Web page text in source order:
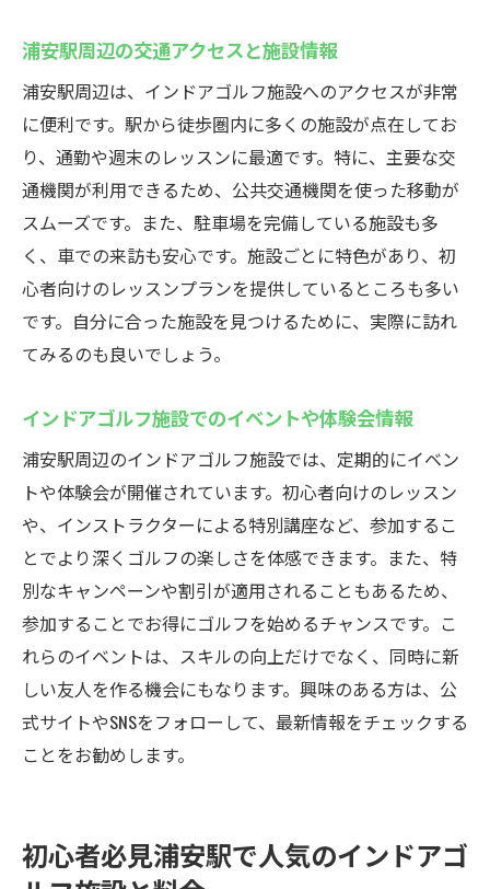
施設ごとのキャンペーン情報
料金プランに関するよくある質問
お得に通うためのヒント
効率よくスキルアップ浦安駅近くのインドアゴ
ルフ施設
スキルアップを目指すための練習法
効率的なレッスンプランニング方法
初心者から上級者へのステップアップ
施設での練習成果を最大化する工夫
インストラクターによるアドバイス活用法
浦安駅周辺の交通アクセスと施設情報
浦安駅周辺は、インドアゴルフ施設へのアクセスが非常
に便利です。駅から徒歩圏内に多くの施設が点在してお
り、通勤や週末のレッスンに最適です。特に、主要な交
通機関が利用できるため、公共交通機関を使った移動が
スムーズです。また、駐車場を完備している施設も多
く、車での来訪も安心です。施設ごとに特色があり、初
心者向けのレッスンプランを提供しているところも多い
です。自分に合った施設を見つけるために、実際に訪れ
てみるのも良いでしょう。
インドアゴルフ施設でのイベントや体験会情報
浦安駅周辺のインドアゴルフ施設では、定期的にイベン
トや体験会が開催されています。初心者向けのレッスン
や、インストラクターによる特別講座など、参加するこ
とでより深くゴルフの楽しさを体感できます。また、特
別なキャンペーンや割引が適用されることもあるため、
参加することでお得にゴルフを始めるチャンスです。こ
れらのイベントは、スキルの向上だけでなく、同時に新
しい友人を作る機会にもなります。興味のある方は、公
式サイトやSNSをフォローして、最新情報をチェックする
ことをお勧めします。
初心者必見浦安駅で人気のインドアゴ